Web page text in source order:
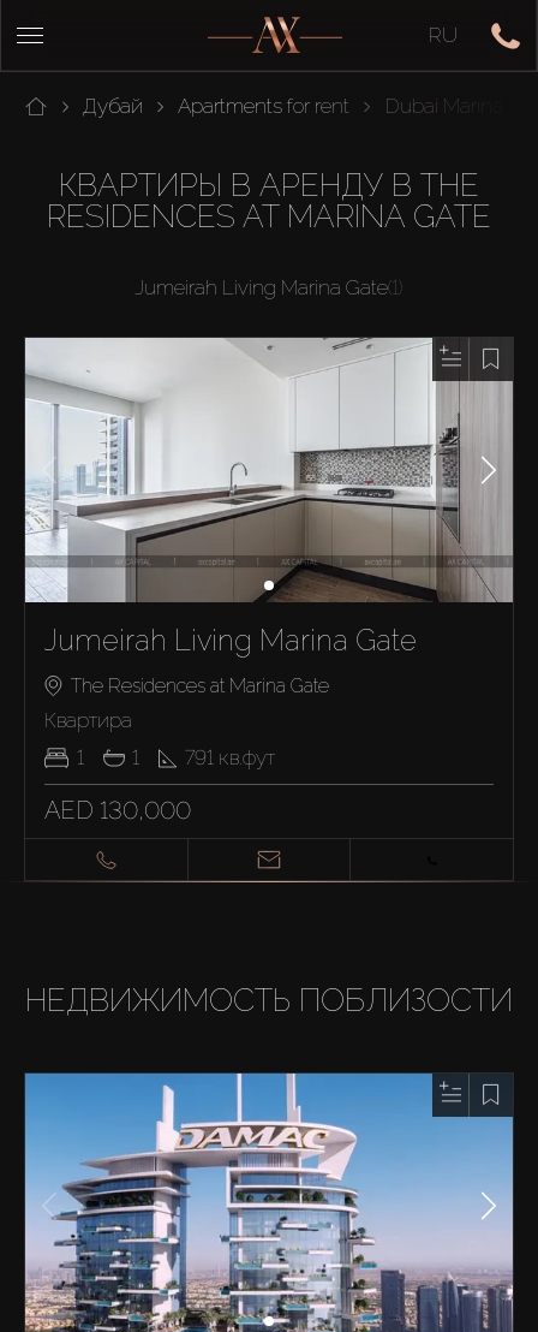
RU
Дубай Apartments for rent Dubai Marina
КВАРТИРЫ В АРЕНДУ В THE
RESIDENCES AT MARINA GATE
Jumeirah Living Marina Gate(1)
Jumeirah Living Marina Gate
The Residences at Marina Gate
Квартира
1
1 791 кв.фут
AED 130,000
НЕДВИЖИМОСТЬ ПОБЛИЗОСТИ